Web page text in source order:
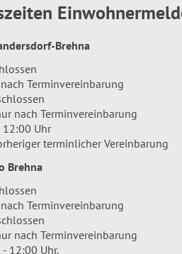
Brehna
Terminvereinbarung
nach Terminvereinbarung
12:00 Uhr
terminlicher Vereinbarung
Brehna
Terminvereinbarung
nach Terminvereinbarung
12:00 Uhr.